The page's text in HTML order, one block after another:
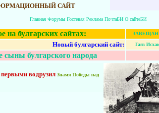
САЙТ
Главная Форумы Гостевая Реклама ПочтаБИ О сайтеБИ
на булгарских сайтах:
Новый булгарский сайт: Гаяз
сыны булгарского народа
первыми водрузил Знамя Победы над